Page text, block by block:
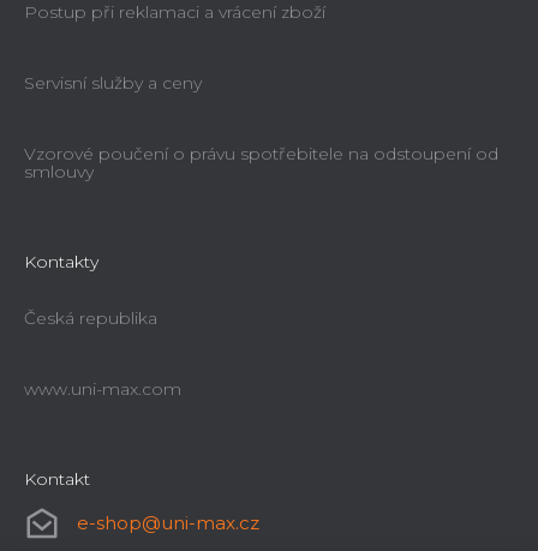
Postup při reklamaci a vrácení zboží
Servisní služby a ceny
Vzorové poučení o právu spotřebitele na odstoupení od
smlouvy
Kontakty
Česká republika
www.uni-max.com
Kontakt
e-shop@uni-max.cz